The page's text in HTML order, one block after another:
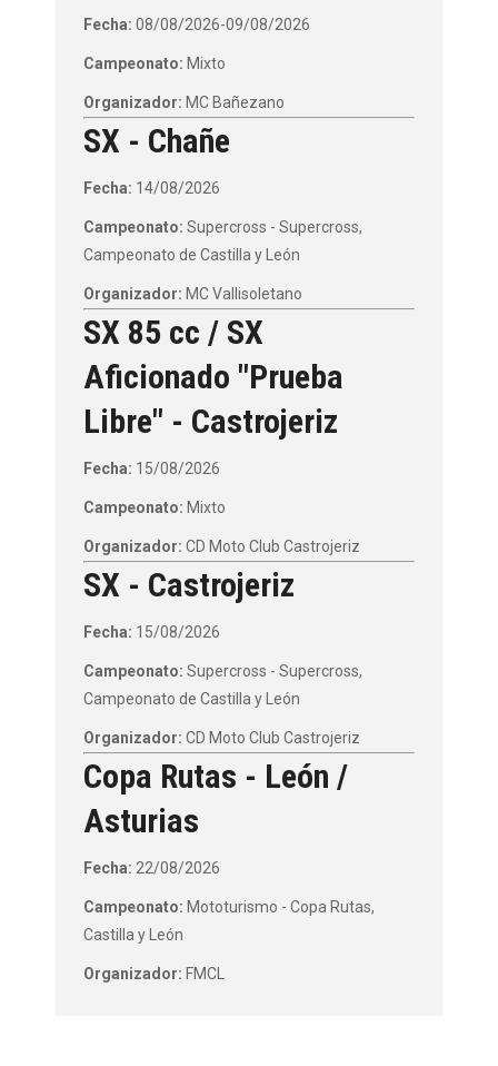
Fecha: 08/08/2026-09/08/2026
Campeonato: Mixto
Organizador: MC Bañezano
SX - Chañe
Fecha: 14/08/2026
Campeonato: Supercross - Supercross,
Campeonato de Castilla y León
Organizador: MC Vallisoletano
SX 85 cc / SX
Aficionado "Prueba
Libre" - Castrojeriz
Fecha: 15/08/2026
Campeonato: Mixto
Organizador: CD Moto Club Castrojeriz
SX - Castrojeriz
Fecha: 15/08/2026
Campeonato: Supercross - Supercross,
Campeonato de Castilla y León
Organizador: CD Moto Club Castrojeriz
Copa Rutas - León /
Asturias
Fecha: 22/08/2026
Campeonato: Mototurismo - Copa Rutas,
Castilla y León
Organizador: FMCL